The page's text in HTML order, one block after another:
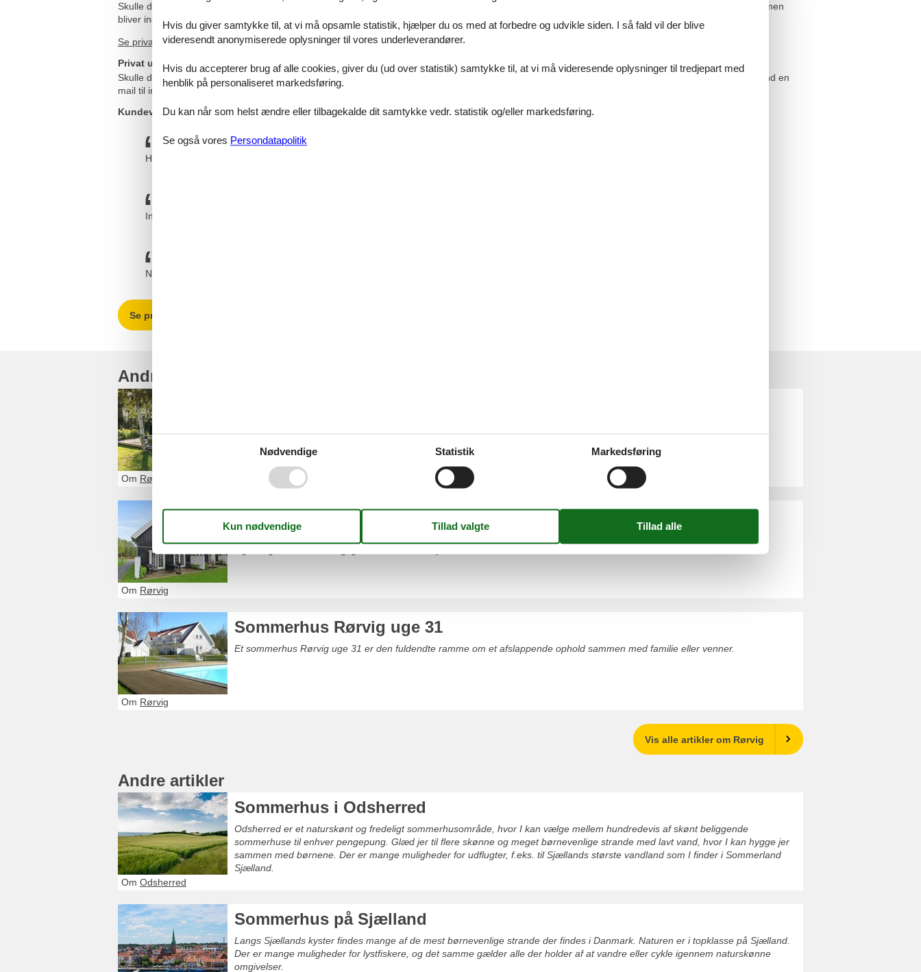
Skulle der en sjælden gang opstå en smutter i vores overvågning af priserne hos de andre udlejningsbureauer, udbetaler vi dig hele differencen. Summen
bliver indsat ganske enkelt på din konto.
Se private ferieboliger til leje i Rørvig her
Privat udlejning af feriebolig i Rørvig - vi hjælper gerne
Skulle du sidde tilbage med spørgsmål eller specielle ønsker i forbindelse med din søgning efter et privat feriebolig i Rørvig, så kontakt os endelig. Send en
mail til info@feline.dk eller ring på 8724 2251.
Kundevurderinger af Feline Holidays
Hurtigt, nemt og overskueligt!!
Ingen problemer med online booking
Nem booking. Har tit booket gennem Feline både i DK og udlandet. Altid været i orden!
Se private ferieboliger i Rørvig
Andre artikler om Rørvig
Om Rørvig
Sommerhus Rørvig uge 29
Om Rørvig
Sommerhus Rørvig uge 31
Et sommerhus Rørvig uge 31 er den fuldendte ramme om et afslappende ophold sammen med familie eller venner.
Om Rørvig
Vis alle artikler om Rørvig
Andre artikler
Sommerhus i Odsherred
Odsherred er et naturskønt og fredeligt sommerhusområde, hvor I kan vælge mellem hundredevis af skønt beliggende
sommerhuse til enhver pengepung. Glæd jer til flere skønne og meget børnevenlige strande med lavt vand, hvor I kan hygge jer
sammen med børnene. Der er mange muligheder for udflugter, f.eks. til Sjællands største vandland som I finder i Sommerland
Sjælland.
Om Odsherred
Sommerhus på Sjælland
Langs Sjællands kyster findes mange af de mest børnevenlige strande der findes i Danmark. Naturen er i topklasse på Sjælland.
Der er mange muligheder for lystfiskere, og det samme gælder alle der holder af at vandre eller cykle igennem naturskønne
omgivelser.
Hvis du giver samtykke til, at vi må opsamle statistik, hjælper du os med at forbedre og udvikle siden. I så fald vil der blive
videresendt anonymiserede oplysninger til vores underleverandører.
Hvis du accepterer brug af alle cookies, giver du (ud over statistik) samtykke til, at vi må videresende oplysninger til tredjepart med
henblik på personaliseret markedsføring.
Du kan når som helst ændre eller tilbagekalde dit samtykke vedr. statistik og/eller markedsføring.
Se også vores Persondatapolitik
Nødvendige Statistik Markedsføring